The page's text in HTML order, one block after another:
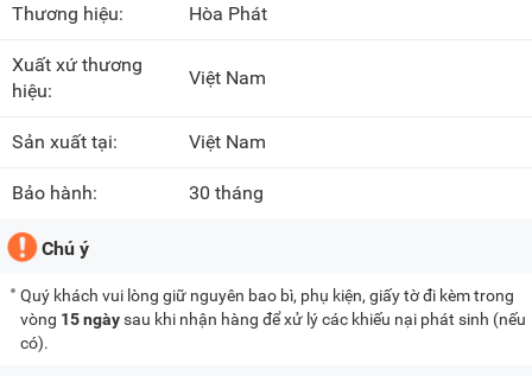
Thương hiệu: Hòa Phát
Xuất xứ thương
hiệu:
Việt Nam
Sản xuất tại: Việt Nam
Bảo hành: 30 tháng
Chú ý
Quý khách vui lòng giữ nguyên bao bì, phụ kiện, giấy tờ đi kèm trong
vòng 15 ngàysau khi nhận hàng để xử lý các khiếu nại phát sinh (nếu
có).